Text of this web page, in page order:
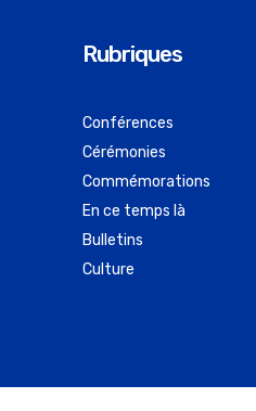
Rubriques
Conférences
Cérémonies
Commémorations
En ce temps là
Bulletins
Culture